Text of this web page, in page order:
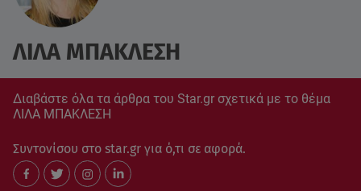
ΛΙΛΑ ΜΠΑΚΛΕΣΗ
Διαβάστε όλα τα άρθρα του Star.gr σχετικά με το θέμα
ΛΙΛΑ ΜΠΑΚΛΕΣΗ
Συντονίσου στο star.gr για ό,τι σε αφορά.